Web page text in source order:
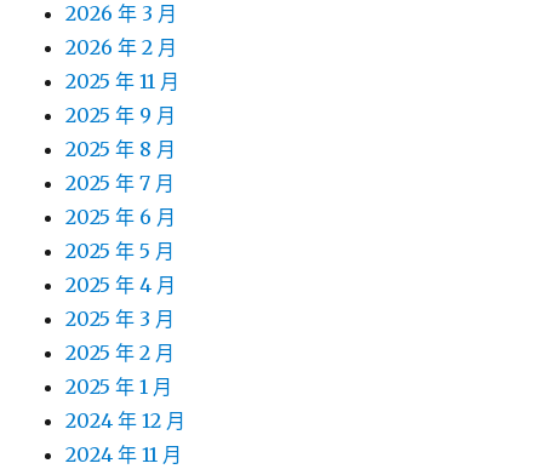
2026 年 3 月
2026 年 2 月
2025 年 11 月
2025 年 9 月
2025 年 8 月
2025 年 7 月
2025 年 6 月
2025 年 5 月
2025 年 4 月
2025 年 3 月
2025 年 2 月
2025 年 1 月
2024 年 12 月
2024 年 11 月